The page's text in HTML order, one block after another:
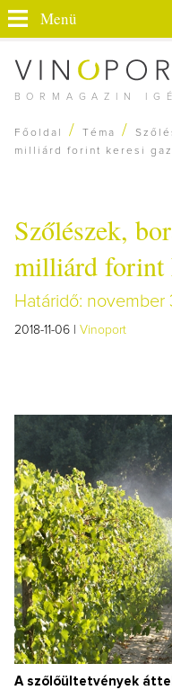
BORMAGAZIN
Menü
Főoldal / Téma /
milliárd forint keresi
Szőlészek,
milliárd forint
Határidő: november
2018-11-06 | Vinoport
A szőlőültetvények